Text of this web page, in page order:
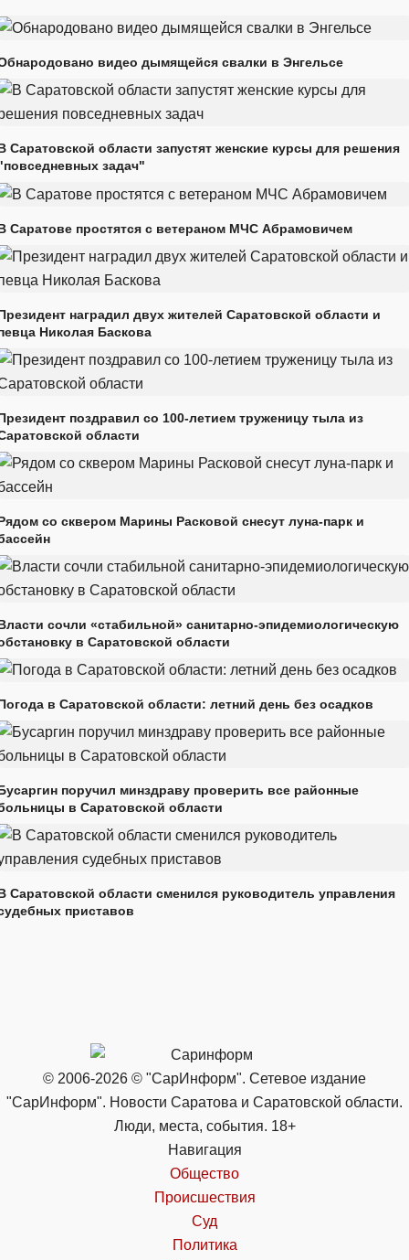
видео дымящейся свалки в Энгельсе
Саратовской области запустят женские курсы для решения
задач"
Саратове простятся с ветераном МЧС Абрамовичем
наградил двух жителей Саратовской области и
Николая Баскова
поздравил со 100-летием труженицу тыла из
области
со сквером Марины Расковой снесут луна-парк и
сочли «стабильной» санитарно-эпидемиологическую
в Саратовской области
в Саратовской области: летний день без осадков
поручил минздраву проверить все районные
в Саратовской области
Саратовской области сменился руководитель управления
приставов
© 2006-2026 © "СарИнформ". Сетевое издание
"СарИнформ". Новости Саратова и Саратовской области.
Люди, места, события. 18+
Навигация
Общество
Происшествия
Суд
Политика